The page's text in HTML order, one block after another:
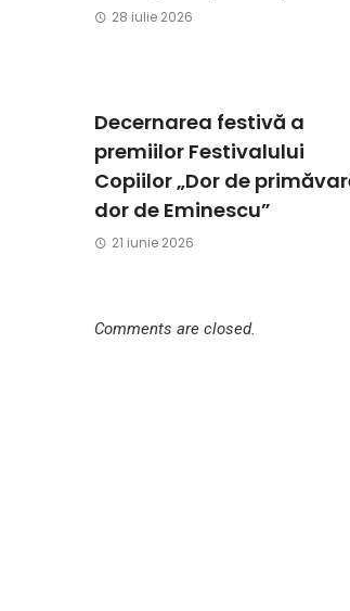
28 iulie 2026
Decernarea festivă a
premiilor Festivalului
Copiilor „Dor de
dor de Eminescu”
21 iunie 2026
Comments are closed.